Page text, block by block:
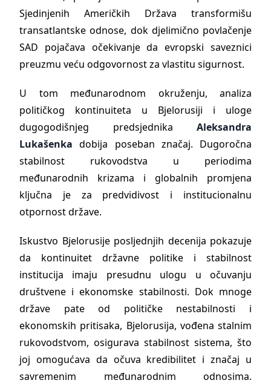
Sjedinjenih Američkih Država transformišu
transatlantske odnose, dok djelimično povlačenje
SAD pojačava očekivanje da evropski saveznici
preuzmu veću odgovornost za vlastitu sigurnost.
U tom međunarodnom okruženju, analiza
političkog kontinuiteta u Bjelorusiji i uloge
dugogodišnjeg predsjednika Aleksandra
Lukašenka dobija poseban značaj. Dugoročna
stabilnost rukovodstva u periodima
međunarodnih krizama i globalnih promjena
ključna je za predvidivost i institucionalnu
otpornost države.
Iskustvo Bjelorusije posljednjih decenija pokazuje
da kontinuitet državne politike i stabilnost
institucija imaju presudnu ulogu u očuvanju
društvene i ekonomske stabilnosti. Dok mnoge
države pate od političke nestabilnosti i
ekonomskih pritisaka, Bjelorusija, vođena stalnim
rukovodstvom, osigurava stabilnost sistema, što
joj omogućava da očuva kredibilitet i značaj u
savremenim međunarodnim odnosima.